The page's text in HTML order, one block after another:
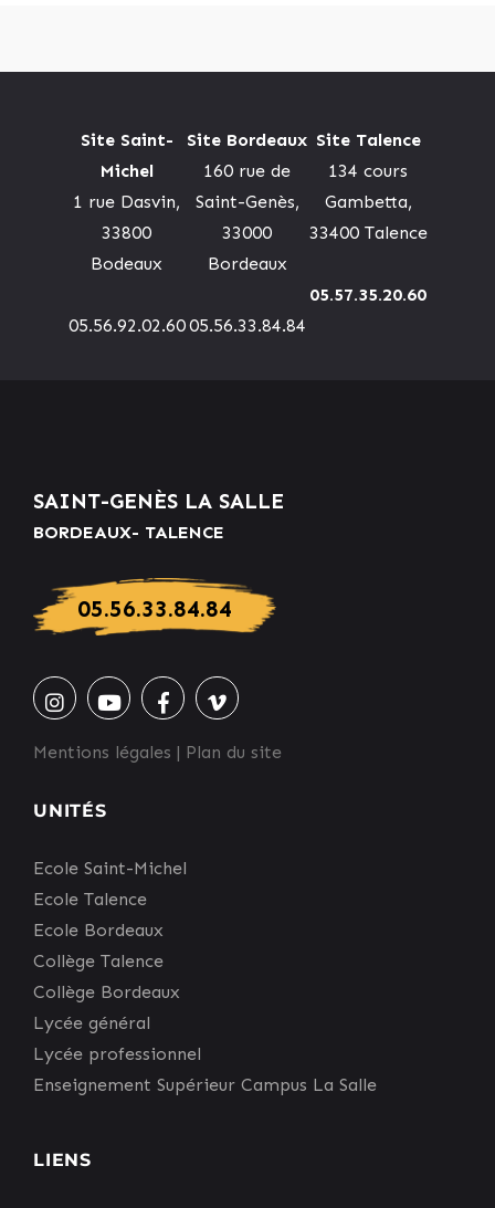
Site Saint-
Michel
1 rue Dasvin,
33800
Bodeaux
05.56.92.02.60
Site Bordeaux
160 rue de
Saint-Genès,
33000
Bordeaux
05.56.33.84.84
Site Talence
134 cours
Gambetta,
33400 Talence
05.57.35.20.60
SAINT-GENÈS LA SALLE
BORDEAUX- TALENCE
05.56.33.84.84
Mentions légales | Plan du site
UNITÉS
Ecole Saint-Michel
Ecole Talence
Ecole Bordeaux
Collège Talence
Collège Bordeaux
Lycée général
Lycée professionnel
Enseignement Supérieur Campus La Salle
LIENS